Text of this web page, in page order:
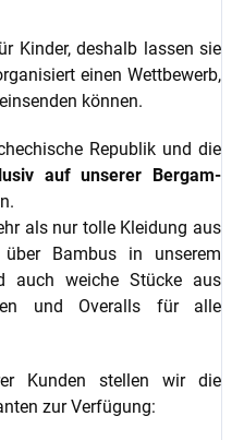
Kinder, deshalb lassen sie
einen Wettbewerb,
können.
Republik und die
auf unserer Bergam-
als nur tolle Kleidung aus
Bambus in unserem
auch weiche Stücke aus
und Overalls für alle
Kunden stellen wir die
zur Verfügung: